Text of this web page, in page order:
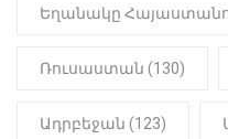
Եղանակը
Ռուսաստան (130)
Ադրբեջան (123)